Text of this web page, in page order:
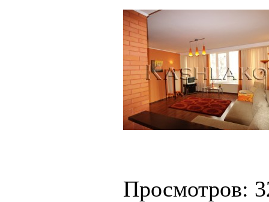
Просмотров: